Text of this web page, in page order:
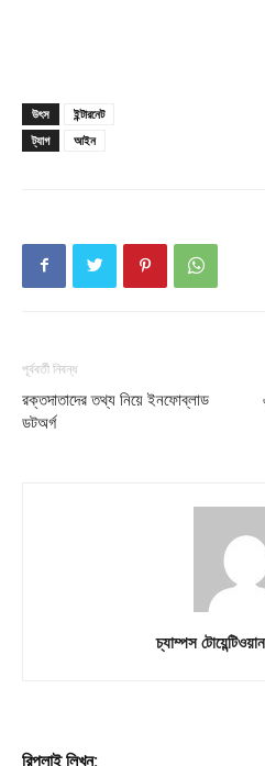
উৎস
ইন্টারনেট
ট্যাগ
আইন
পূর্ববর্তী নিবন্ধ
রক্তদাতাদের তথ্য নিয়ে ইনফোব্লাড
ডটঅর্গ
চ্যাম্পস
রিপ্লাই লিখুন: